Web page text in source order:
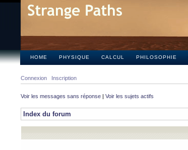
HOME PHYSIQUE CALCUL PHILOSOPHIE
Connexion Inscription
Voir les messages sans réponse | Voir les sujets actifs
Index du forum